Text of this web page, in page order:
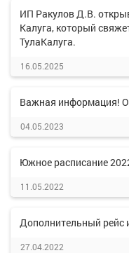
ИП Ракулов Д.В.
Калуга, который
ТулаКалуга.
16.05.2025
Важная информация!
04.05.2023
Южное расписание
11.05.2022
Дополнительный рейс
27.04.2022